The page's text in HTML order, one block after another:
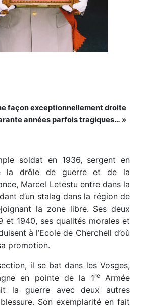
façon exceptionnellement droite
années parfois tragiques… »
soldat en 1936, sergent en
la drôle de guerre et de la
Marcel Letestu entre dans la
d’un stalag dans la région de
la zone libre. Ses deux
et 1940, ses qualités morales et
à l’Ecole de Cherchell d’où
promotion.
il se bat dans les Vosges,
en pointe de la 1reArmée
la guerre avec deux autres
Son exemplarité en fait